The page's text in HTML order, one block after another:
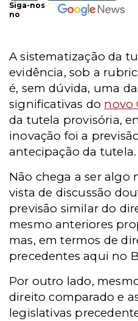
Siga-nos
no
A sistematização da
evidência, sob a
é, sem dúvida, uma
significativas do novo
da tutela provisória,
inovação foi a
antecipação da tutela.
Não chega a ser algo
vista de discussão
previsão similar do
mesmo anteriores
mas, em termos de
precedentes aqui no
Por outro lado,
direito comparado e
legislativas